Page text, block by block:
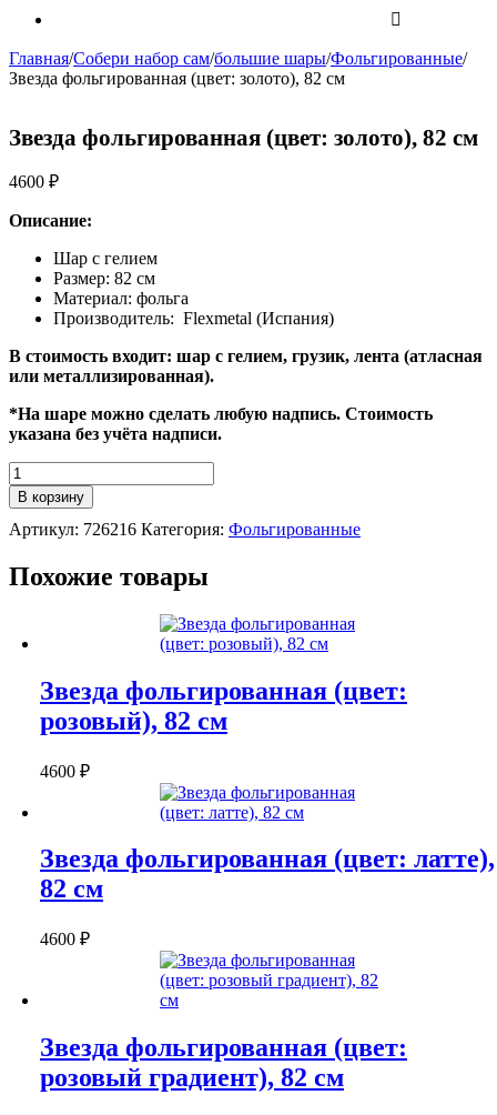
Главная/Собери набор сам/большие шары/Фольгированные/
Звезда фольгированная (цвет: золото), 82 см
Звезда фольгированная (цвет: золото), 82 см
4600 ₽
Описание:
Шар с гелием
Размер: 82 см
Материал: фольга
Производитель: Flexmetal (Испания)
В стоимость входит: шар с гелием, грузик, лента (атласная
или металлизированная).
*На шаре можно сделать любую надпись. Стоимость
указана без учёта надписи.
Количество
Звезда
фольгированная
(цвет:
82
см
В корзину
Артикул: 726216 Категория: Фольгированные
Похожие товары
Звезда фольгированная (цвет:
розовый), 82 см
4600 ₽
Звезда фольгированная (цвет: латте),
82 см
4600 ₽
Звезда фольгированная (цвет:
розовый градиент), 82 см